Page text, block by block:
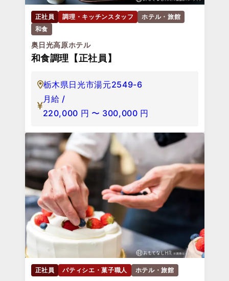
正社員 調理・キッチンスタッフ
ホテル・旅館
和食
奥日光高原ホテル
和食調理【正社員】
栃木県日光市湯元2549-6
月給 /
220,000 円 〜 300,000 円
正社員 パティシエ・菓子職人 ホテル・旅館